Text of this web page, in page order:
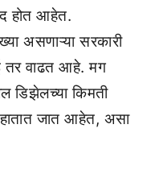
होत आहेत.
असणाऱ्या सरकारी
तर वाढत आहे. मग
डिझेलच्या किमती
जात आहेत, असा